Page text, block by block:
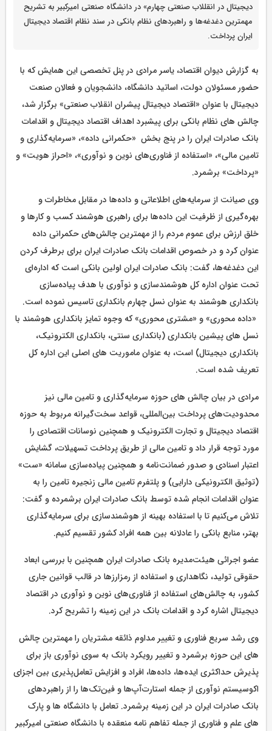
دیجیتال در انقللاب صنعتی چهارم» در دانشگاه صنعتی امیرکبیر به تشریح
مهمترین دغدغه‌ها و راهبردهای نظام بانکی در سند نظام اقتصاد دیجیتال
ایران پرداخت.
به گزارش دیوان اقتصاد، یاسر مرادی در پنل تخصصی این همایش که با
حضور مسئولان دولت، اساتید دانشگاه، دانشجویان و فعالان صنعت
دیجیتال با عنوان «اقتصاد دیجیتال پیشران انقلاب صنعتی» برگزار شد،
چالش های نظام بانکی برای پیشبرد اهداف اقتصاد دیجیتال و اقدامات
بانک صادرات ایران را در پنج بخش «حکمرانی داده»، «سرمایه‌گذاری و
تامین مالی»، «استفاده از فناوری‌های نوین و نوآوری»، «احراز هویت» و
«پرداخت» برشمرد.
وی صیانت از سرمایه‌های اطلاعاتی و داده‌ها در مقابل مخاطرات و
بهره‌گیری از ظرفیت این داده‌ها برای راهبری هوشمند کسب و کارها و
خلق ارزش برای عموم مردم را از مهمترین چالش‌های حکمرانی داده
عنوان کرد و در خصوص اقدامات بانک صادرات ایران برای برطرف کردن
این دغدغه‌ها، گفت: بانک صادرات ایران اولین بانکی است که اداره‌ای
تحت عنوان اداره کل هوشمند‌سازی و نوآوری با هدف پیاده‌سازی
بانکداری هوشمند به عنوان نسل چهارم بانکداری تاسیس نموده است.
«داده محوری» و «مشتری محوری» که وجوه تمایز بانکداری هوشمند با
نسل های پیشین بانکداری (بانکداری سنتی، بانکداری الکترونیک،
بانکداری دیجیتال) است، به عنوان ماموریت های اصلی این اداره کل
تعریف شده است.
مرادی در بیان چالش های حوزه سرمایه‌گذاری و تامین مالی نیز
محدودیت‌های پرداخت بین‌المللی، قواعد سخت‌گیرانه مربوط به حوزه
اقتصاد دیجیتال و تجارت الکترونیک و همچنین نوسانات اقتصادی را
مورد توجه قرار داد و تامین مالی از طریق پرداخت تسهیلات، گشایش
اعتبار اسنادی و صدور ضمانت‌نامه و همچنین پیاده‌سازی سامانه «ست»
(توثیق الکترونیکی دارایی) و پلتفرم تامین مالی زنجیره تامین را به
عنوان‌ اقدامات انجام شده توسط بانک صادرات ایران برشمرده و گفت:
تلاش می‌کنیم تا با استفاده بهینه از هوشمندسازی برای سرمایه‌گذاری
بهتر، منابع بانکی را عادلانه بین همه افراد کشور تقسیم کنیم.
عضو اجرائی هیئت‌مدیره بانک صادرات ایران همچنین با بررسی ابعاد
حقوقی تولید، نگاهداری و استفاده از رمزارزها در قالب قوانین جاری
کشور، به چالش‌های استفاده از فناوری‌های نوین و نوآوری در اقتصاد
دیجیتال اشاره کرد و اقدامات بانک در این زمینه را تشریح کرد.
وی رشد سریع فناوری و تغییر مداوم ذائقه مشتریان را مهمترین چالش
های این حوزه برشمرد و تغییر رویکرد بانک به سوی نوآوری باز برای
پذیرش حداکثری ایده‌ها، داده‌ها، افراد و افزایش تعامل‌پذیری بین اجزای
اکوسیستم نوآوری از جمله استارت‌آپ‌ها و فین‌تک‌ها را از راهبردهای
بانک صادرات ایران در این زمینه برشمرد. تعامل با دانشگاه ها و پارک
های علم و فناوری از جمله تفاهم نامه منعقده با دانشگاه صنعتی امیرکبیر